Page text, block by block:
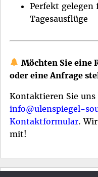
Perfekt gelegen
Tagesausflüge
Möchten Sie eine
oder eine Anfrage
Kontaktieren Sie
info@ulenspiegel-
Kontaktformular.
mit!